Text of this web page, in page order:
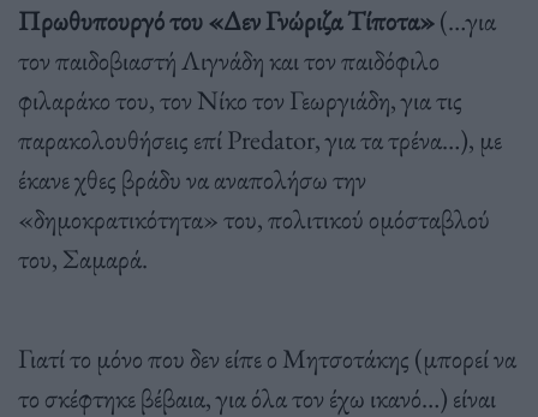
Πρωθυπουργό του «Δεν Γνώριζα Τίποτα»(…για
τον παιδοβιαστή Λιγνάδη και τον παιδόφιλο
φιλαράκο του, τον Νίκο τον Γεωργιάδη, για τις
παρακολουθήσεις επί Predator, για τα τρένα…), με
έκανε χθες βράδυ να αναπολήσω την
«δημοκρατικότητα» του, πολιτικού ομόσταβλού
του, Σαμαρά.
Γιατί το μόνο που δεν είπε ο Μητσοτάκης (μπορεί να
το σκέφτηκε βέβαια, για όλα τον έχω ικανό…) είναι